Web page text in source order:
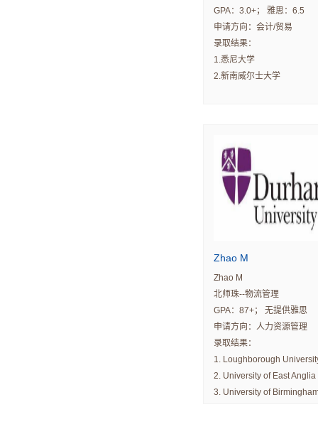
GPA：3.0+； 雅思：6.5
申请方向：会计/贸易
录取结果：
1.悉尼大学
2.新南威尔士大学
Zhao M
Zhao M
北师珠--物流管理
GPA：87+； 无提供雅思
申请方向：人力资源管理
录取结果：
1. Loughborough
2. University of East Anglia
3. University of